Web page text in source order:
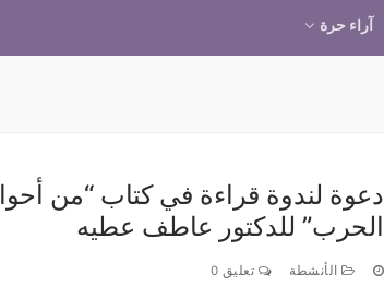
آراء حرة
دعوة لندوة قراءة في كتاب “من
الحرب” للدكتور عاطف عطيه
الأنشطة تعليق 0